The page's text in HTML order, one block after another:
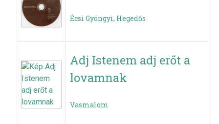
Écsi Gyöngyi, Hegedős
Adj Istenem adj erőt a
lovamnak
Vasmalom